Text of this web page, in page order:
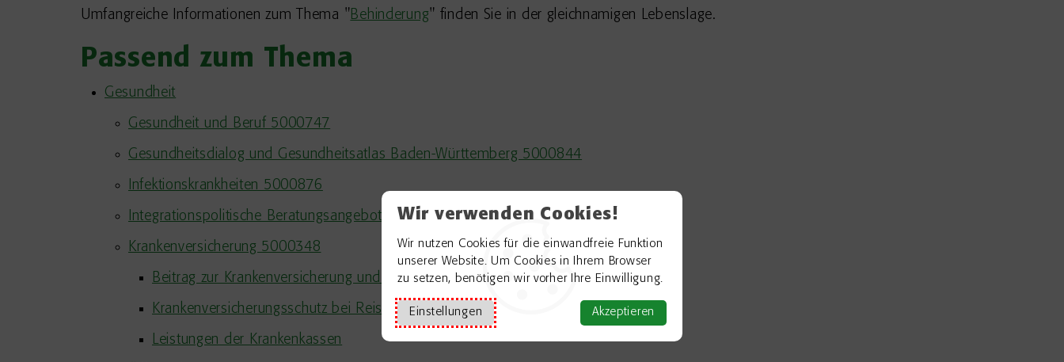
Wir verwenden Cookies!
Wir nutzen Cookies für die einwandfreie Funktion
unserer Website. Um Cookies in Ihrem Browser
zu setzen, benötigen wir vorher Ihre Einwilligung.
Einstellungen Akzeptieren
Umfangreiche Informationen zum Thema " Behinderung" finden Sie in der gleichnamigen Lebenslage.
Passend zum Thema
Gesundheit
Gesundheit und Beruf 5000747
Gesundheitsdialog und Gesundheitsatlas Baden-Württemberg 5000844
Infektionskrankheiten 5000876
Integrationspolitische Beratungsangebote in Baden-Württemberg 5000788
Krankenversicherung 5000348
Beitrag zur Krankenversicherung und Zuzahlungen
Krankenversicherungsschutz bei Reisen ins Ausland
Leistungen der Krankenkassen